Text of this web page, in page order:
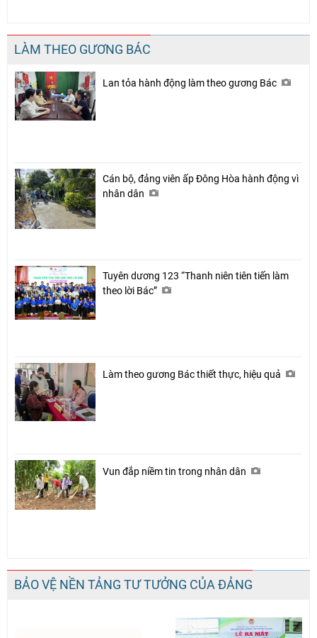
Chia sẻ
LÀM THEO GƯƠNG BÁC
Lan tỏa hành động làm theo gương Bác
Cán bộ, đảng viên ấp Đông Hòa hành động vì
nhân dân
Tuyên dương 123 “Thanh niên tiên tiến làm
theo lời Bác”
Làm theo gương Bác thiết thực, hiệu quả
Vun đắp niềm tin trong nhân dân
BẢO VỆ NỀN TẢNG TƯ TƯỞNG CỦA ĐẢNG